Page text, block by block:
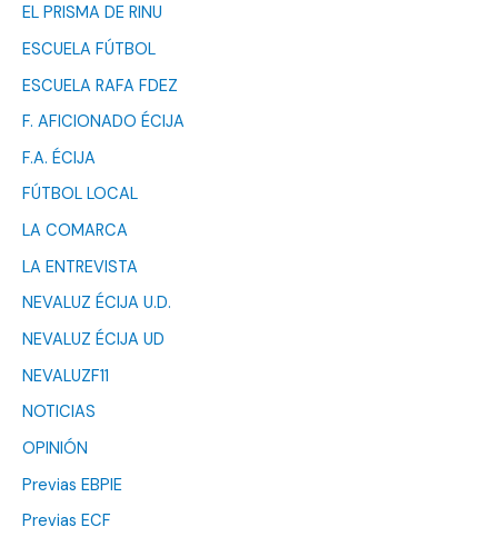
EL PRISMA DE RINU
ESCUELA FÚTBOL
ESCUELA RAFA FDEZ
F. AFICIONADO ÉCIJA
F.A. ÉCIJA
FÚTBOL LOCAL
LA COMARCA
LA ENTREVISTA
NEVALUZ ÉCIJA U.D.
NEVALUZ ÉCIJA UD
NEVALUZF11
NOTICIAS
OPINIÓN
Previas EBPIE
Previas ECF